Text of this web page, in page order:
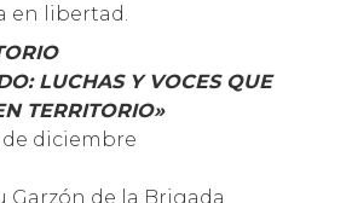
en libertad.
LUCHAS Y VOCES QUE
TERRITORIO»
de diciembre
Garzón de la Brigada